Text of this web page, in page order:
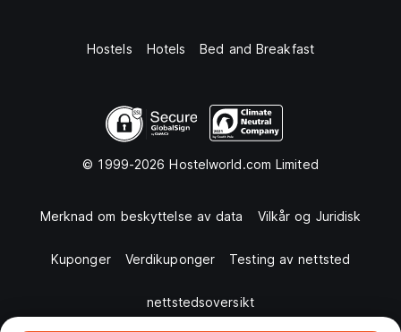
Hostels Hotels Bed and Breakfast
© 1999-2026 Hostelworld.com Limited
Merknad om beskyttelse av data Vilkår og Juridisk
Kuponger Verdikuponger Testing av nettsted
nettstedsoversikt